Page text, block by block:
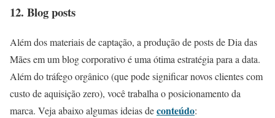
12. Blog posts
Além dos materiais de captação, a produção de posts de Dia das
Mães em um blog corporativo é uma ótima estratégia para a data.
Além do tráfego orgânico (que pode significar novos clientes com
custo de aquisição zero), você trabalha o posicionamento da
marca. Veja abaixo algumas ideias deconteúdo: